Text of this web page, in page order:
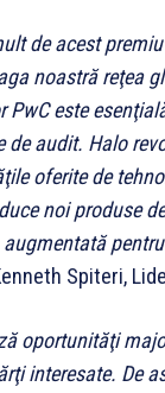
de acest
noastră reţea
este
de audit. Halo
oferite de
noi produse
Spiteri,
oportunităţi
interesate. De